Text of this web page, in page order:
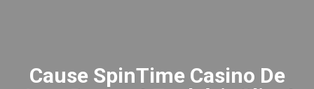
Cause SpinTime Casino De